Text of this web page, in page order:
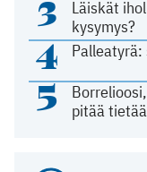
3
Läiskät
kysymys?
4
5
pitää